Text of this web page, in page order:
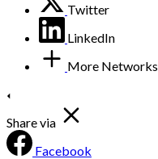
Twitter
LinkedIn
More Networks
Share via
Facebook